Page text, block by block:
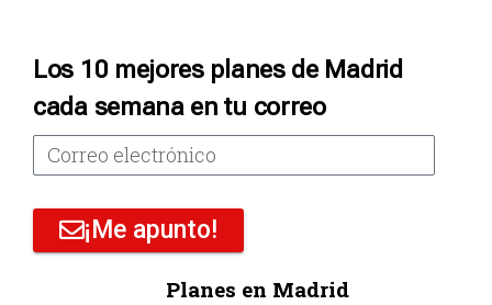
Los 10 mejores planes de Madrid
cada semana en tu correo
¡Me apunto!
Planes en Madrid